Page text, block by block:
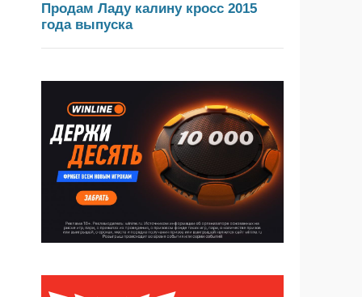
Продам Ладу калину кросс 2015
года выпуска